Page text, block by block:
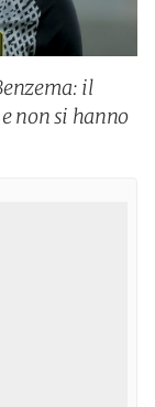
il
non si hanno